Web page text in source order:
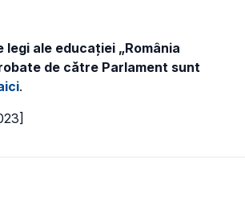
legi ale educației „România
de către Parlament sunt
.